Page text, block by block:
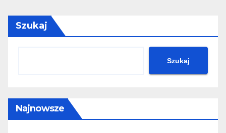
Szukaj
Szukaj
Najnowsze